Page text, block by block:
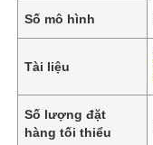
Số mô hình
Tài liệu
Số lượng đặt
hàng tối thiểu